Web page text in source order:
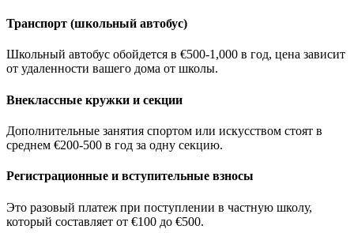
Транспорт (школьный автобус)
Школьный автобус обойдется в €500-1,000 в год, цена зависит
от удаленности вашего дома от школы.
Внеклассные кружки и секции
Дополнительные занятия спортом или искусством стоят в
среднем €200-500 в год за одну секцию.
Регистрационные и вступительные взносы
Это разовый платеж при поступлении в частную школу,
который составляет от €100 до €500.